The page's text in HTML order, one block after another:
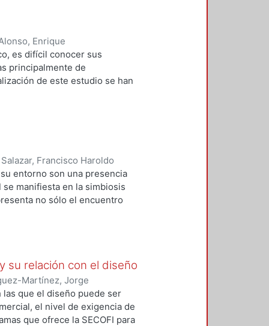
del enunciado inicial,
Enrique
es difícil conocer sus
principalmente de
de este estudio se han
del Parque de la Moneda.
de la vida virreinal habitaba
Francisco Haroldo
entorno son una presencia
manifiesta en la simbiosis
no sólo el encuentro
su relación con el diseño
Martínez, Jorge
las que el diseño puede ser
el nivel de exigencia de
que ofrece la SECOFI para